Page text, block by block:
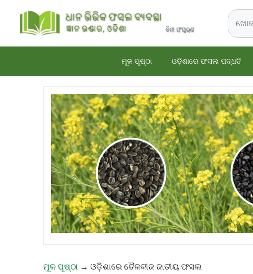
content
Search
ମୂଳ ପୃଷ୍ଠା ଓଡ଼ିଶାରେ ଫସଲ ପଦ୍ଧତି
ମୂଳ ପୃଷ୍ଠା → ଓଡ଼ିଶାରେ ତୈଳବୀଜ ଜାତୀୟ ଫସଲ